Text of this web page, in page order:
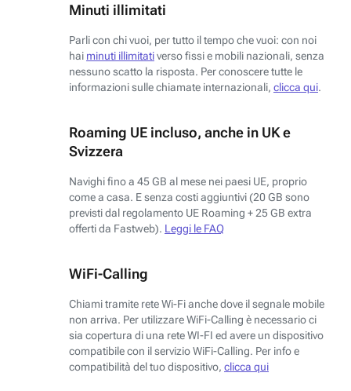
Minuti illimitati
Parli con chi vuoi, per tutto il tempo che vuoi: con noi
hai minuti illimitativerso fissi e mobili nazionali, senza
nessuno scatto la risposta. Per conoscere tutte le
informazioni sulle chiamate internazionali, clicca qui.
Roaming UE incluso, anche in UK e
Svizzera
Navighi fino a 45 GB al mese nei paesi UE, proprio
come a casa. E senza costi aggiuntivi (20 GB sono
previsti dal regolamento UE Roaming + 25 GB extra
offerti da Fastweb). Leggi le FAQ
WiFi-Calling
Chiami tramite rete Wi-Fi anche dove il segnale mobile
non arriva. Per utilizzare WiFi-Calling è necessario ci
sia copertura di una rete WI-FI ed avere un dispositivo
compatibile con il servizio WiFi-Calling. Per info e
compatibilità del tuo dispositivo, clicca qui